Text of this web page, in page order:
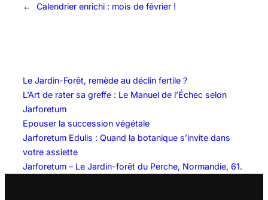
←
Calendrier enrichi : mois de février !
Le Jardin-Forêt, remède au déclin fertile ?
L’Art de rater sa greffe : Le Manuel de l’Échec selon
Jarforetum
Epouser la succession végétale
Jarforetum Edulis : Quand la botanique s’invite dans
votre assiette
Jarforetum – Le Jardin-forêt du Perche, Normandie, 61.